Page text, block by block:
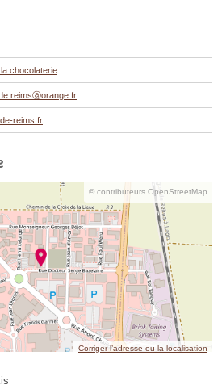
chocolaterie
reims.fr
© contributeurs OpenStreetMap
Corriger l’adresse ou la localisation